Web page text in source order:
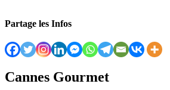
Partage les Infos
Cannes Gourmet